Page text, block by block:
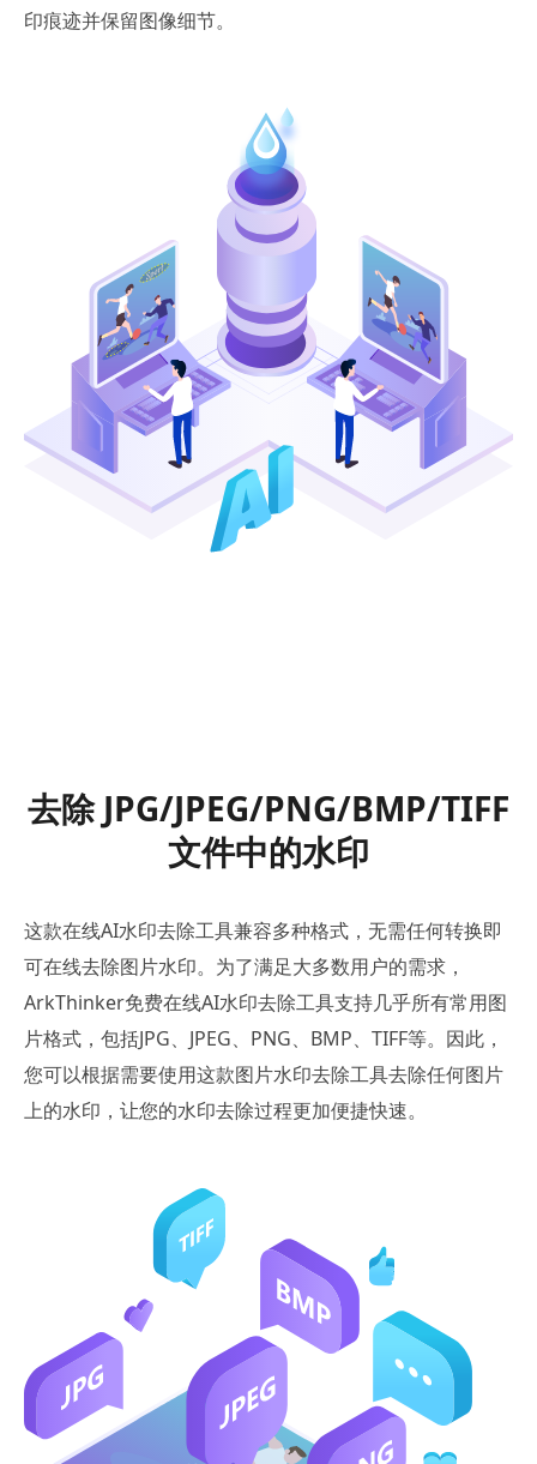
印痕迹并保留图像细节。
去除 JPG/JPEG/PNG/BMP/TIFF
文件中的水印
这款在线AI水印去除工具兼容多种格式，无需任何转换即
可在线去除图片水印。为了满足大多数用户的需求，
ArkThinker免费在线AI水印去除工具支持几乎所有常用图
片格式，包括JPG、JPEG、PNG、BMP、TIFF等。因此，
您可以根据需要使用这款图片水印去除工具去除任何图片
上的水印，让您的水印去除过程更加便捷快速。